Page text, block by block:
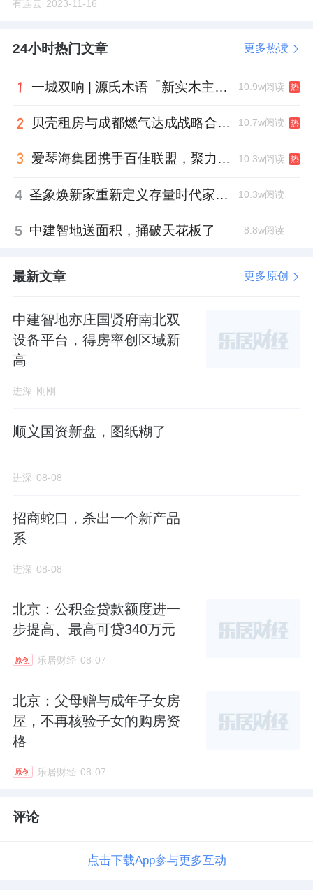
有连云 2023-11-16
24小时热门文章 更多热读
一城双响 | 源氏木语「新实木主义——黑标生活提案」发布会落地天津，黑标旗舰店盛大启幕 10.9w阅读 热
贝壳租房与成都燃气达成战略合作 打通安全巡检“最后一米” 10.7w阅读 热
爱琴海集团携手百佳联盟，聚力共拓存量商业新赛道 10.3w阅读 热
4 圣象焕新家重新定义存量时代家居升级逻辑，筑牢说换就换的底气！ 10.3w阅读
5 中建智地送面积，捅破天花板了 8.8w阅读
最新文章 更多原创
中建智地亦庄国贤府南北双
设备平台，得房率创区域新
高
进深 刚刚
顺义国资新盘，图纸糊了
进深 08-08
招商蛇口，杀出一个新产品
系
进深 08-08
北京：公积金贷款额度进一
步提高、最高可贷340万元
原创 乐居财经 08-07
北京：父母赠与成年子女房
屋，不再核验子女的购房资
格
原创 乐居财经 08-07
评论
点击下载App参与更多互动